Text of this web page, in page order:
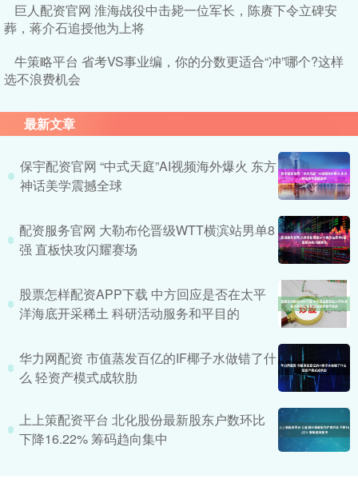
巨人配资官网 淮海战役中击毙一位军长，陈赓下令立碑安
葬，蒋介石追授他为上将
牛策略平台 省考VS事业编，你的分数更适合“冲”哪个?这样
选不浪费机会
最新文章
保宇配资官网 “中式天庭”AI视频海外爆火 东方
神话美学震撼全球
配资服务官网 大勒布伦晋级WTT横滨站男单8
强 直板快攻闪耀赛场
股票怎样配资APP下载 中方回应是否在太平
洋海底开采稀土 科研活动服务和平目的
华力网配资 市值蒸发百亿的IF椰子水做错了什
么 轻资产模式成软肋
上上策配资平台 北化股份最新股东户数环比
下降16.22% 筹码趋向集中